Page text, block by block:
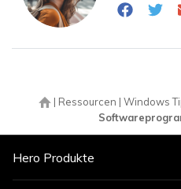
| Ressourcen | Windows
Hero Produkte